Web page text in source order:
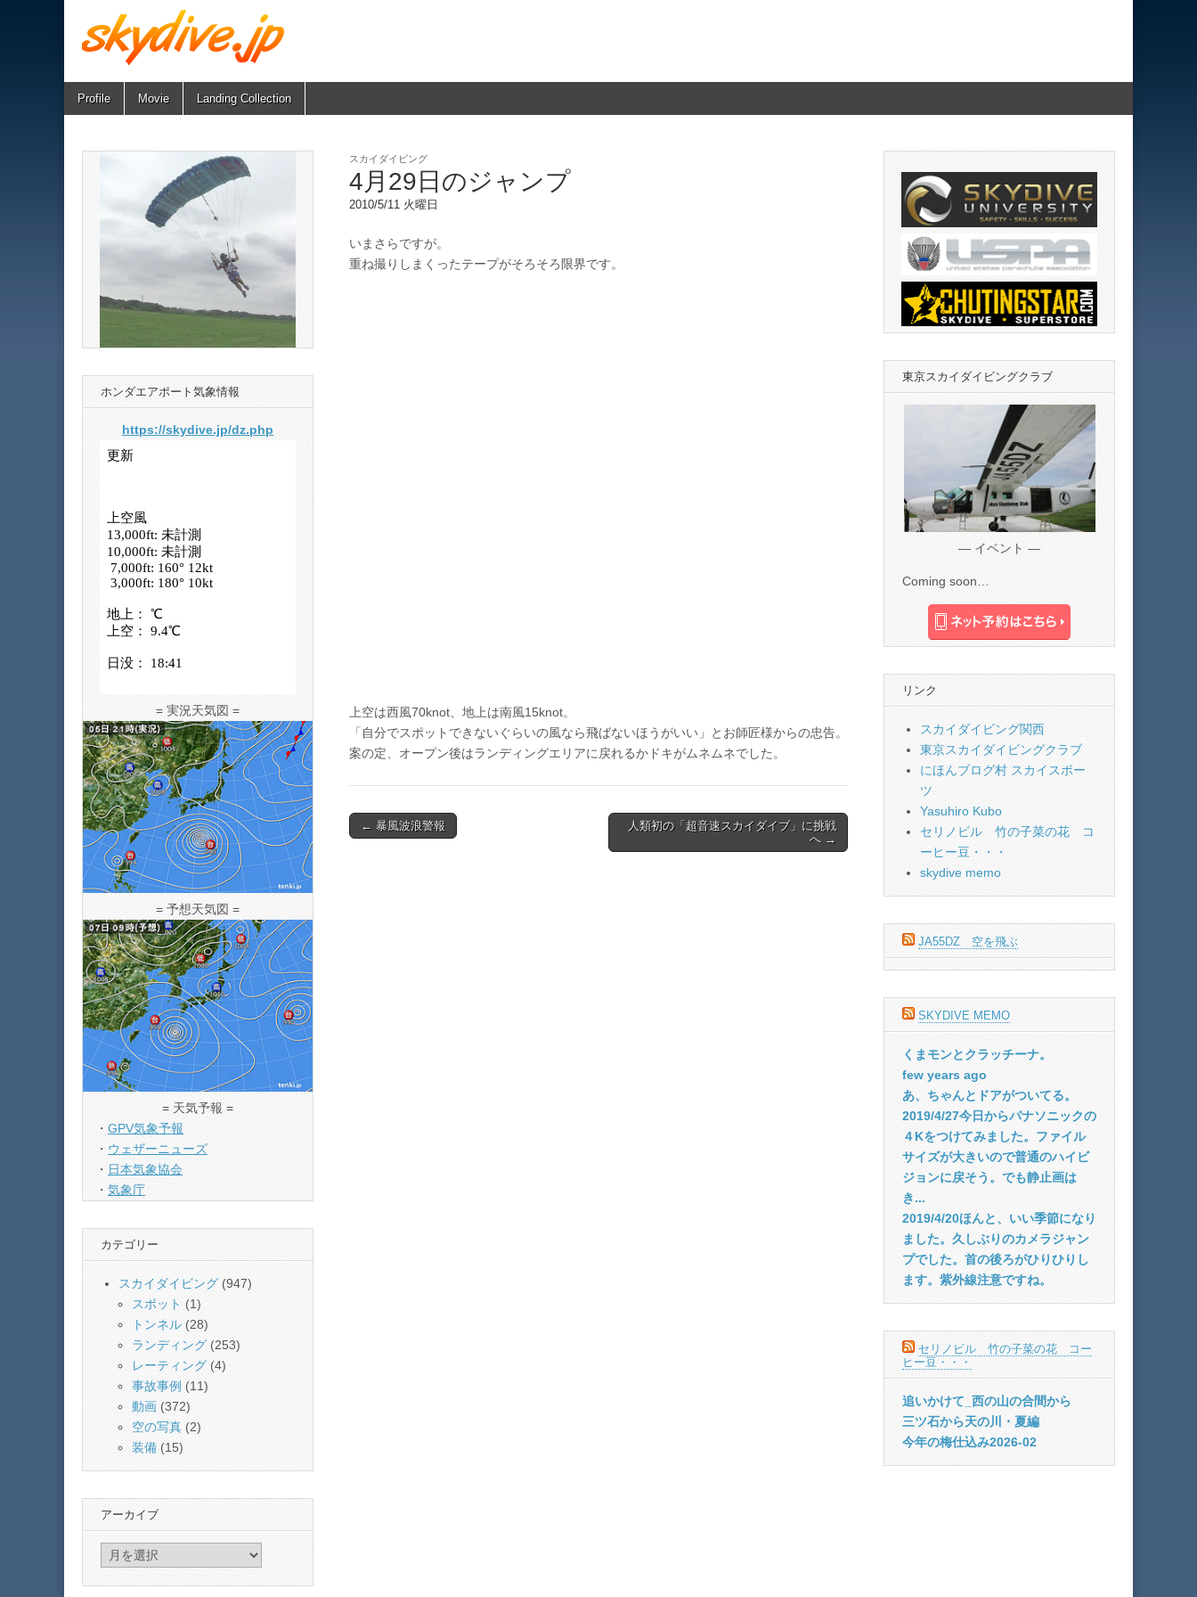
skydive.jp
Main
menu
Skip
Profile Movie Landing Collection
スカイダイビング
4月29日のジャンプ
2010/5/11 火曜日
いまさらですが。
重ね撮りしまくったテープがそろそろ限界です。
上空は西風70knot、地上は南風15knot。
「自分でスポットできないぐらいの風なら飛ばないほうがいい」とお師匠様からの忠告。
案の定、オープン後はランディングエリアに戻れるかドキがムネムネでした。
Post← 暴風波浪警報
人類初の「超音速スカイダイブ」に挑戦
へ →
ホンダエアポート気象情報
https://skydive.jp/dz.php
= 実況天気図 =
= 予想天気図 =
= 天気予報 =
・ GPV気象予報
・ ウェザーニューズ
・ 日本気象協会
・ 気象庁
カテゴリー
スカイダイビング (947)
スポット (1)
トンネル (28)
ランディング(253)
レーティング(4)
事故事例 (11)
動画 (372)
空の写真 (2)
装備 (15)
アーカイブ
東京スカイダイビングクラブ
— イベント —
Coming soon…
リンク
スカイダイビング関西
東京スカイダイビングクラブ
にほんブログ村 スカイスポー
ツ
Yasuhiro Kubo
セリノビル 竹の子菜の花 コ
ーヒー豆・・・
skydive memo
JA55DZ 空を飛ぶ
SKYDIVE MEMO
くまモンとクラッチーナ。
few years ago
あ、ちゃんとドアがついてる。
2019/4/27今日からパナソニックの
４Kをつけてみました。ファイル
サイズが大きいので普通のハイビ
ジョンに戻そう。でも静止画は
き...
2019/4/20ほんと、いい季節になり
ました。久しぶりのカメラジャン
プでした。首の後ろがひりひりし
ます。紫外線注意ですね。
セリノビル 竹の子菜の花 コー
ヒー豆・・・
追いかけて_西の山の合間から
三ツ石から天の川・夏編
今年の梅仕込み2026-02